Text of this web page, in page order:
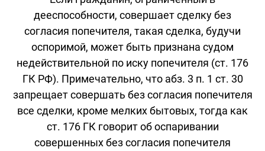
дееспособности, совершает сделку без
согласия попечителя, такая сделка, будучи
оспоримой, может быть признана судом
недействительной по иску попечителя (ст. 176
ГК РФ). Примечательно, что абз. 3 п. 1 ст. 30
запрещает совершать без согласия попечителя
все сделки, кроме мелких бытовых, тогда как
ст. 176 ГК говорит об оспаривании
совершенных без согласия попечителя